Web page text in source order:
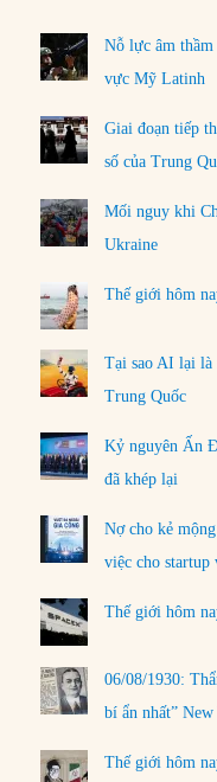
Nỗ lực âm
vực Mỹ Latinh
Giai đoạn tiếp
số của Trung
Mối nguy khi
Ukraine
Thế giới hôm
Tại sao AI lại
Trung Quốc
Kỷ nguyên Ấn
đã khép lại
Nợ cho kẻ
việc cho startup
Thế giới hôm
06/08/1930:
bí ẩn nhất”
Thế giới hôm